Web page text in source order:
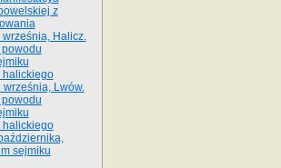
z
września, Halicz.
powodu
halickiego
września, Lwów.
powodu
halickiego
sejmiku